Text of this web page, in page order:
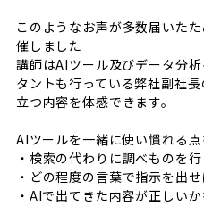
このようなお声が多数届いた
催しました
講師はAIツール及びデータ分
タントも行っている弊社副社
立つ内容を体感できます。
AIツールを一緒に使い慣れる点
・検索の代わりに調べものを行
・どの程度の言葉で指示を出せ
・AIで出てきた内容が正しい